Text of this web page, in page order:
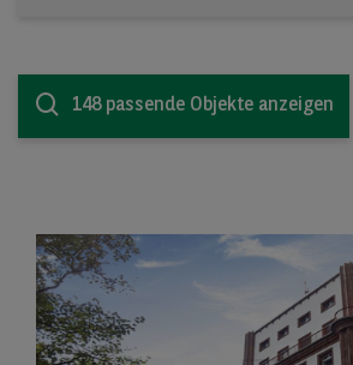
148 passende Objekte anzeigen